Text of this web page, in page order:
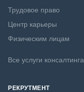
Трудовое право
Центр карьеры
Физическим лицам
Все услуги консалтинга
РЕКРУТМЕНТ